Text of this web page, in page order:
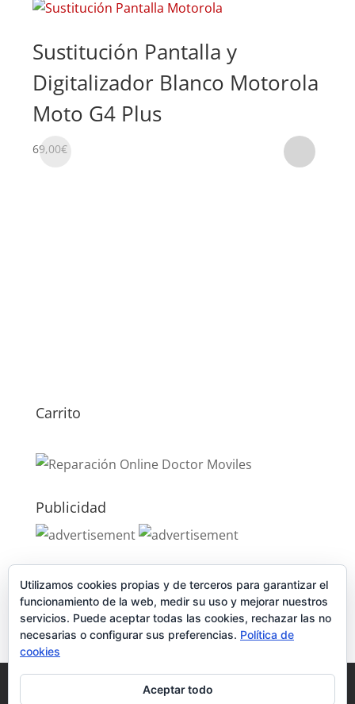
Sustitución Pantalla y
Digitalizador Blanco Motorola
Moto G4 Plus
69,00€
Carrito
Publicidad
Publicidad
Condiciones y Privacidad
Utilizamos cookies propias y de terceros para garantizar el
funcionamiento de la web, medir su uso y mejorar nuestros
servicios. Puede aceptar todas las cookies, rechazar las no
necesarias o configurar sus preferencias. Política de
cookies
Aceptar todo